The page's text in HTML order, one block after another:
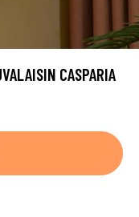
CASPARIA